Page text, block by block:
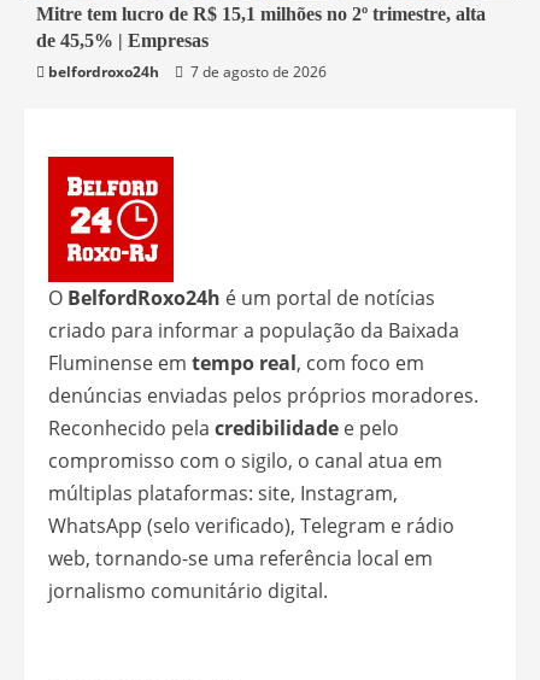
1 min read
Economia
Mitre tem lucro de R$ 15,1 milhões no 2º trimestre, alta
de 45,5% | Empresas
belfordroxo24h
7 de agosto de 2026
O BelfordRoxo24h é um portal de notícias
criado para informar a população da Baixada
Fluminense em tempo real, com foco em
denúncias enviadas pelos próprios moradores.
Reconhecido pela credibilidade e pelo
compromisso com o sigilo, o canal atua em
múltiplas plataformas: site, Instagram,
WhatsApp (selo verificado), Telegram e rádio
web, tornando-se uma referência local em
jornalismo comunitário digital.